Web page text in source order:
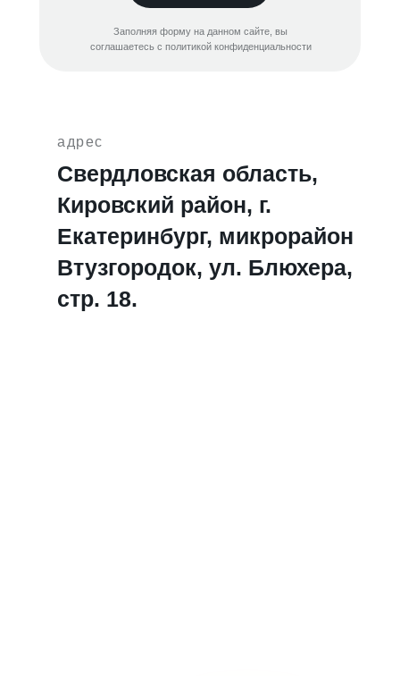
Заполняя форму на данном сайте, вы
соглашаетесь с политикой конфиденциальности
адрес
Свердловская область,
Кировский район, г.
Екатеринбург, микрорайон
Втузгородок, ул. Блюхера,
стр. 18.